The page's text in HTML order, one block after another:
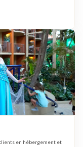
en hébergement et